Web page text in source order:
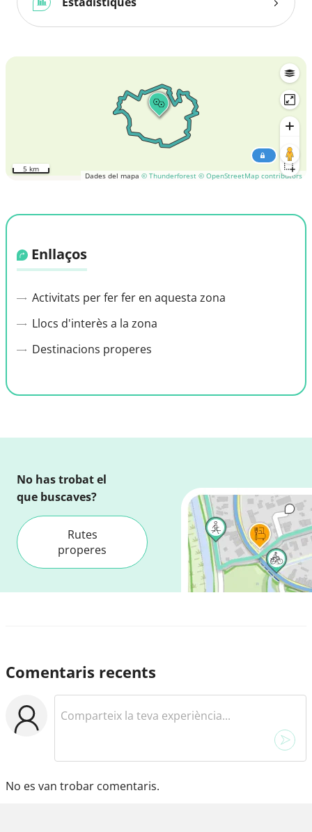
Dades del mapa © Thunderforest © OpenStreetMap contributors
5 km
Enllaços
Activitats per fer fer en aquesta zona
Llocs d'interès a la zona
Destinacions properes
No has trobat el
que buscaves?
Rutes
properes
Comentaris recents
No es van trobar comentaris.